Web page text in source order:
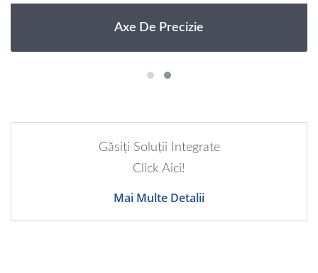
Axe De Precizie
Găsiți Soluții Integrate
Click Aici!
Mai Multe Detalii